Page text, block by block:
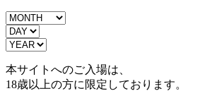
本サイトへのご入場は、
18歳以上の方に限定しております。